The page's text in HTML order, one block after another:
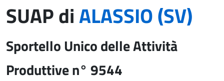
SUAP diALASSIO (SV)
Sportello Unico delle Attività
Produttive n° 9544